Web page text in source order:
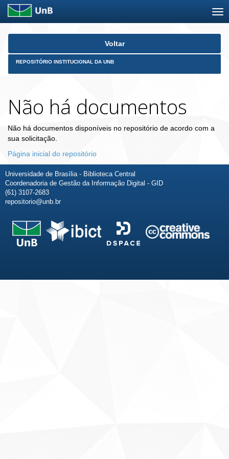
Skip
Voltar
REPOSITÓRIO INSTITUCIONAL DA UNB
Não há documentos
Não há documentos disponíveis no repositório de acordo com a
sua solicitação.
Página inicial do repositório
Universidade de Brasília - Biblioteca Central
Coordenadoria de Gestão da Informação Digital - GID
(61) 3107-2683
repositorio@unb.br